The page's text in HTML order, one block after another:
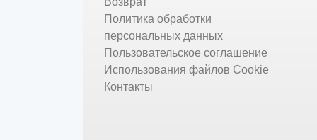
Политика обработки
персональных данных
Пользовательское соглашение
Использования файлов Cookie
Контакты